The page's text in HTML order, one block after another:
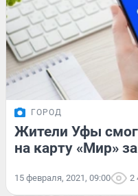
ГОРОД
Жители Уфы
на карту «Мир»
15 февраля, 2021, 09:00 2